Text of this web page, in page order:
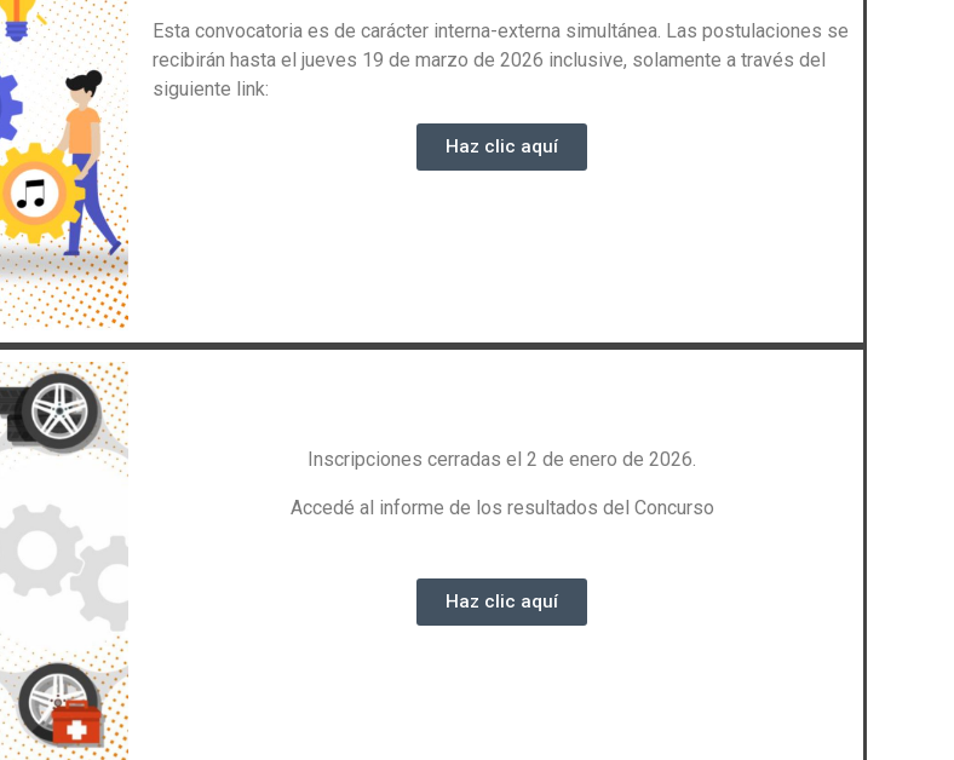
Esta convocatoria es de carácter interna-externa simultánea. Las postulaciones se
recibirán hasta el jueves 19 de marzo de 2026 inclusive, solamente a través del
siguiente link:
Haz clic aquí
Inscripciones cerradas el 2 de enero de 2026.
Accedé al informe de los resultados del Concurso
Haz clic aquí